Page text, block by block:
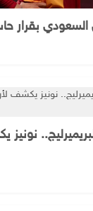
بقرار
نونيز